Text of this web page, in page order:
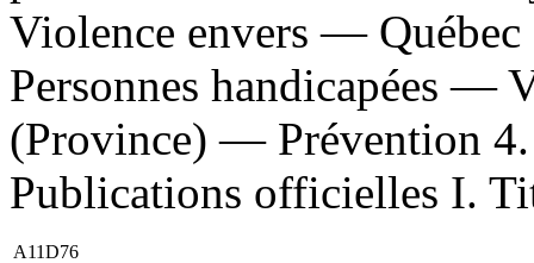
Violence envers —
Personnes handicapées —
(Province) — Prévention
Publications officielles I.
A11D76